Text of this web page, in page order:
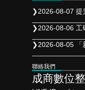
❯2026-08-07 提升效
❯2026-08-06 工研院
❯2026-08-05 「新北校園
聯絡我們
成商數位